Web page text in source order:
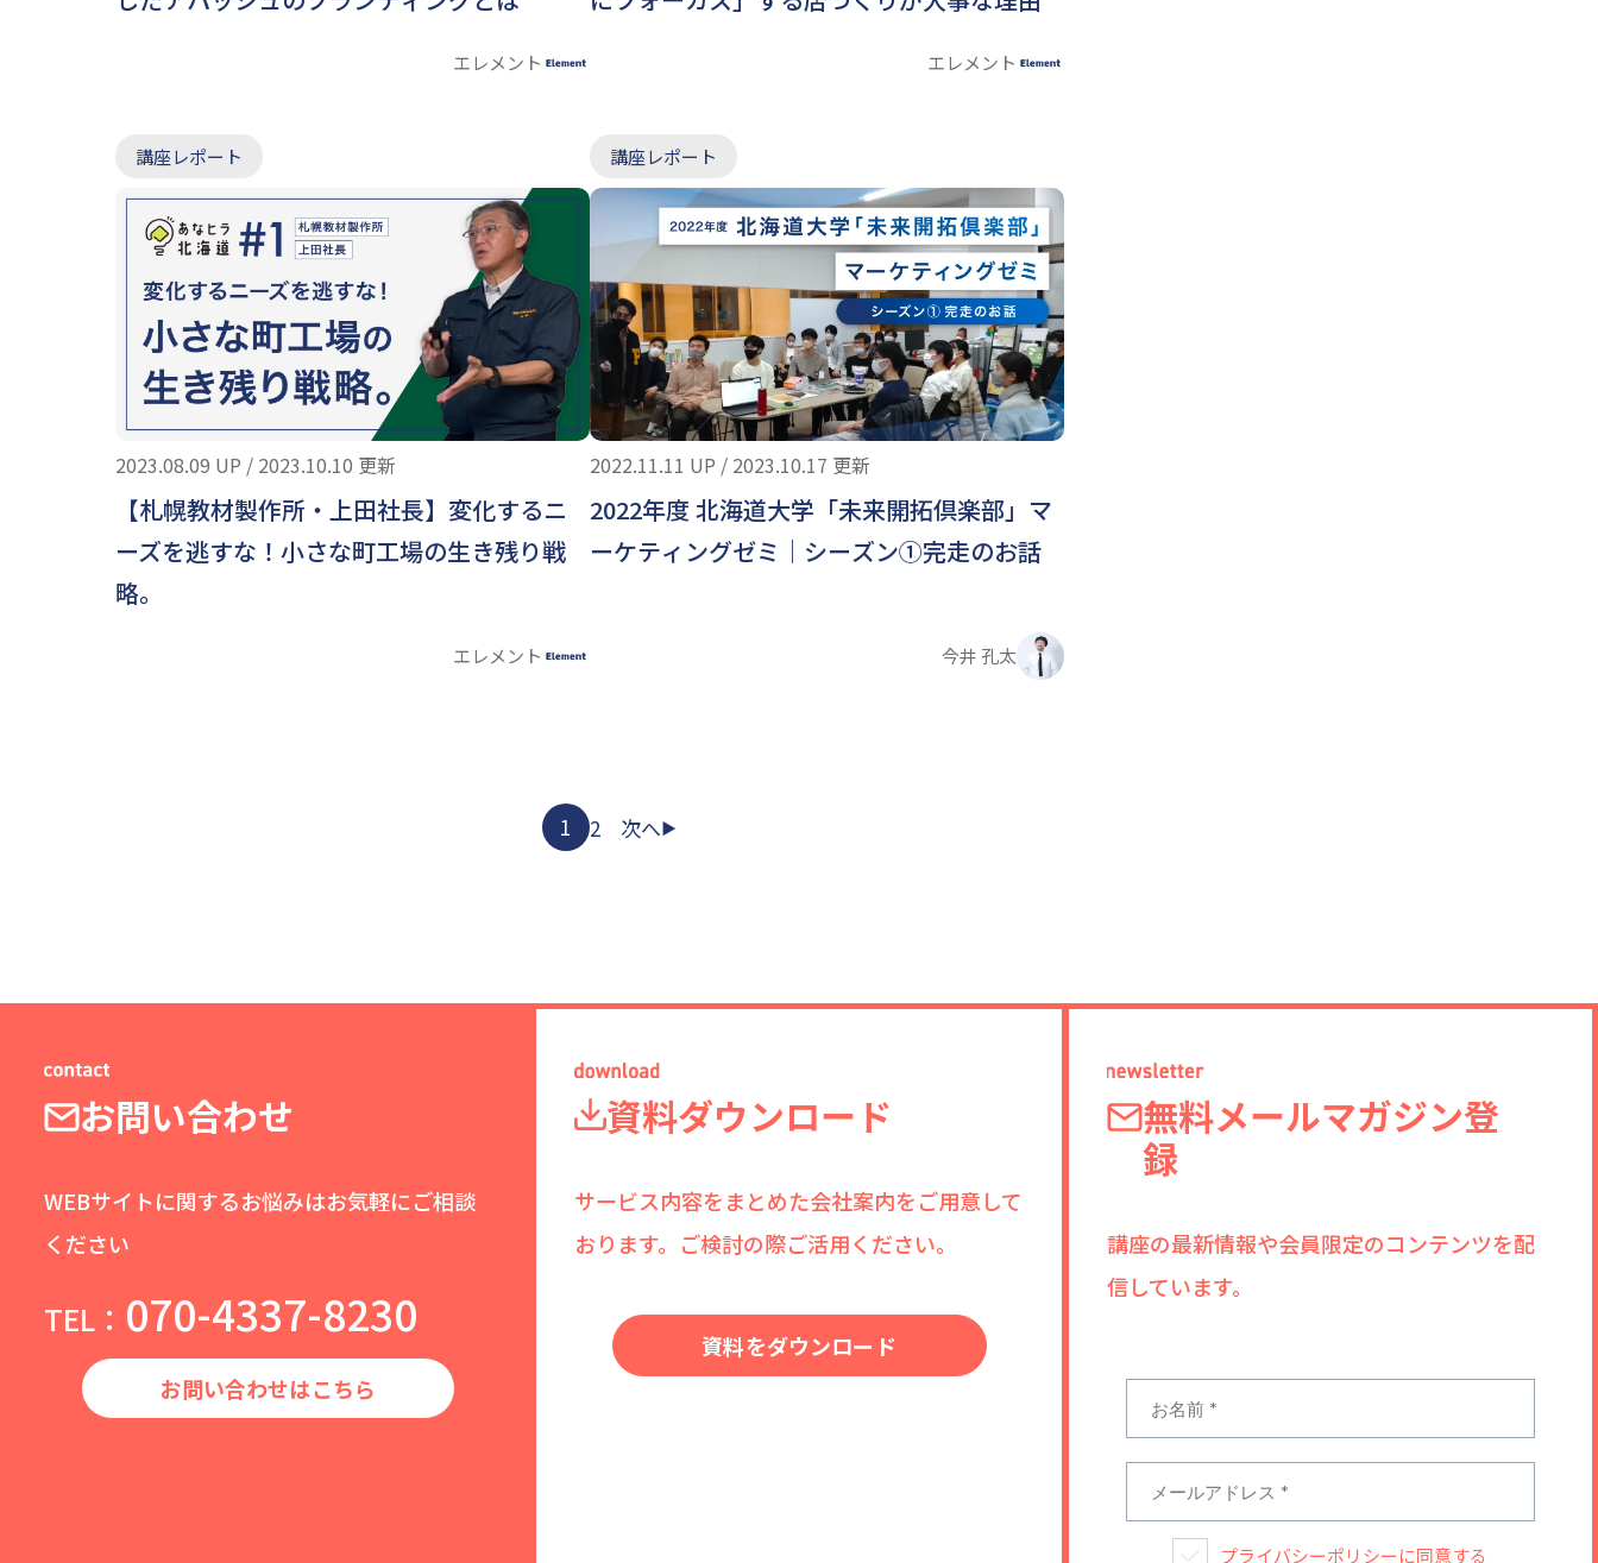
エレメント エレメント
講座レポート
2023.08.09 UP / 2023.10.10 更新
【札幌教材製作所・上田社長】変化するニ
ーズを逃すな！小さな町工場の生き残り戦
略。
エレメント
講座レポート
2022.11.11 UP / 2023.10.17 更新
2022年度 北海道大学「未来開拓倶楽部」マ
ーケティングゼミ｜シーズン①完走のお話
今井 孔太
送
1 2 次へ
お問い合わせ
WEBサイトに関するお悩みはお気軽にご相談
ください
TEL： 070-4337-8230
お問い合わせはこちら
資料ダウンロード
サービス内容をまとめた会社案内をご用意して
おります。ご検討の際ご活用ください。
資料をダウンロード
無料メールマガジン登
録
講座の最新情報や会員限定のコンテンツを配
信しています。
プライバシーポリシーに同意する